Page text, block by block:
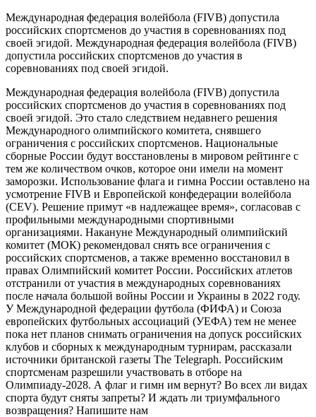
Международная федерация волейбола (FIVB) допустила
российских спортсменов до участия в соревнованиях под
своей эгидой. Международная федерация волейбола (FIVB)
допустила российских спортсменов до участия в
соревнованиях под своей эгидой.
Международная федерация волейбола (FIVB) допустила
российских спортсменов до участия в соревнованиях под
своей эгидой. Это стало следствием недавнего решения
Международного олимпийского комитета, снявшего
ограничения с российских спортсменов. Национальные
сборные России будут восстановлены в мировом рейтинге с
тем же количеством очков, которое они имели на момент
заморозки. Использование флага и гимна России оставлено на
усмотрение FIVB и Европейской конфедерации волейбола
(CEV). Решение примут «в надлежащее время», согласовав с
профильными международными спортивными
организациями. Накануне Международный олимпийский
комитет (МОК) рекомендовал снять все ограничения с
российских спортсменов, а также временно восстановил в
правах Олимпийский комитет России. Российских атлетов
отстранили от участия в международных соревнованиях
после начала большой войны России и Украины в 2022 году.
У Международной федерации футбола (ФИФА) и Союза
европейских футбольных ассоциаций (УЕФА) тем не менее
пока нет планов снимать ограничения на допуск российских
клубов и сборных к международным турнирам, рассказали
источники британской газеты The Telegraph. Российским
спортсменам разрешили участвовать в отборе на
Олимпиаду-2028. А флаг и гимн им вернут? Во всех ли видах
спорта будут сняты запреты? И ждать ли триумфального
возвращения? Напишите нам